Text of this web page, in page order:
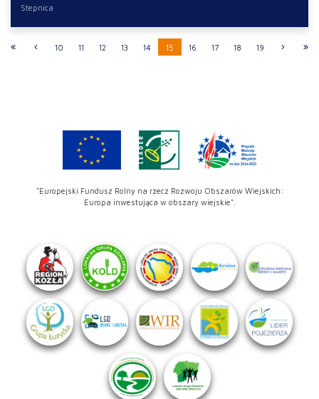
Stepnica
10 11 12 13 14 15 16 17 18 19
"Europejski Fundusz Rolny na rzecz Rozwoju Obszarów Wiejskich:
Europa inwestująca w obszary wiejskie".